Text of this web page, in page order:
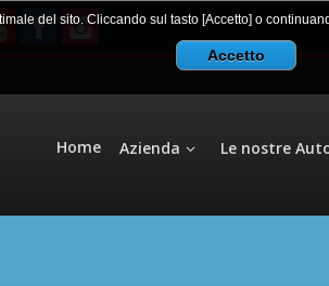
del sito. Cliccando sul tasto [Accetto] o
Accetto
Home Azienda Le nostre